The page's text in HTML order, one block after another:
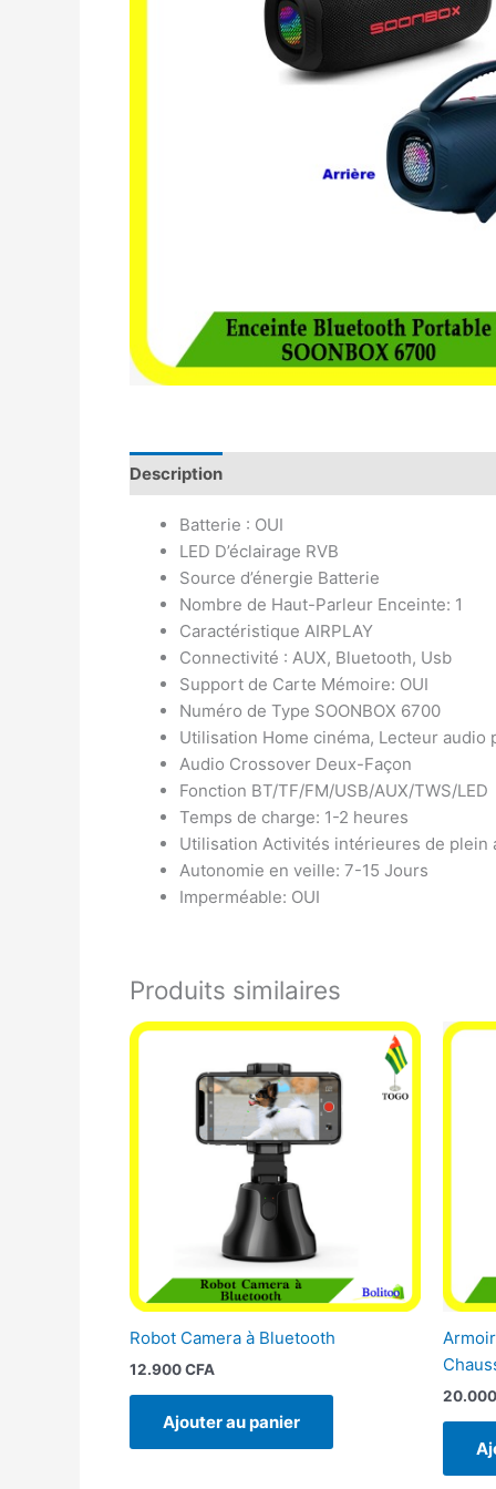
Description
Batterie : OUI
LED D’éclairage RVB
Source d’énergie Batterie
Nombre de Haut-Parleur Enceinte: 1
Caractéristique AIRPLAY
Connectivité : AUX, Bluetooth, Usb
Support de Carte Mémoire: OUI
Numéro de Type SOONBOX 6700
Utilisation Home cinéma, Lecteur audio
Audio Crossover Deux-Façon
Fonction BT/TF/FM/USB/AUX/TWS/LED
Temps de charge: 1-2 heures
Utilisation Activités intérieures de plein
Autonomie en veille: 7-15 Jours
Imperméable: OUI
Produits similaires
Robot Camera à Bluetooth
12.900CFA
Ajouter au panier
20.000